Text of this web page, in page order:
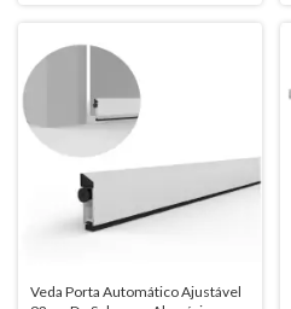
Veda Porta Automático Ajustável